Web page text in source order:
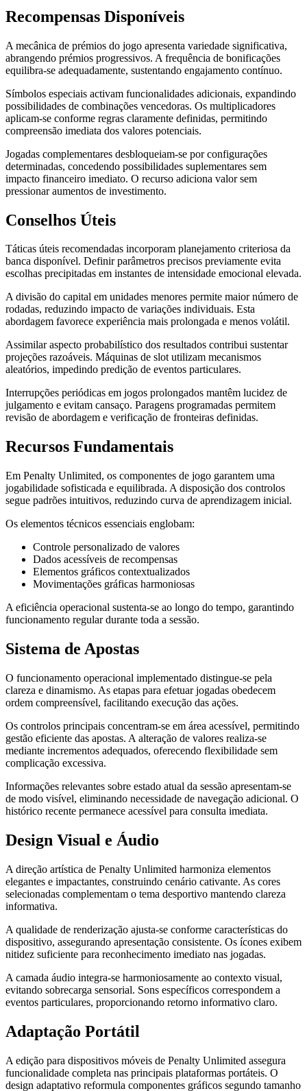
Recompensas Disponíveis
A mecânica de prémios do jogo apresenta variedade significativa,
abrangendo prémios progressivos. A frequência de bonificações
equilibra-se adequadamente, sustentando engajamento contínuo.
Símbolos especiais activam funcionalidades adicionais, expandindo
possibilidades de combinações vencedoras. Os multiplicadores
aplicam-se conforme regras claramente definidas, permitindo
compreensão imediata dos valores potenciais.
Jogadas complementares desbloqueiam-se por configurações
determinadas, concedendo possibilidades suplementares sem
impacto financeiro imediato. O recurso adiciona valor sem
pressionar aumentos de investimento.
Conselhos Úteis
Táticas úteis recomendadas incorporam planejamento criteriosa da
banca disponível. Definir parâmetros precisos previamente evita
escolhas precipitadas em instantes de intensidade emocional elevada.
A divisão do capital em unidades menores permite maior número de
rodadas, reduzindo impacto de variações individuais. Esta
abordagem favorece experiência mais prolongada e menos volátil.
Assimilar aspecto probabilístico dos resultados contribui sustentar
projeções razoáveis. Máquinas de slot utilizam mecanismos
aleatórios, impedindo predição de eventos particulares.
Interrupções periódicas em jogos prolongados mantêm lucidez de
julgamento e evitam cansaço. Paragens programadas permitem
revisão de abordagem e verificação de fronteiras definidas.
Recursos Fundamentais
Em Penalty Unlimited, os componentes de jogo garantem uma
jogabilidade sofisticada e equilibrada. A disposição dos controlos
segue padrões intuitivos, reduzindo curva de aprendizagem inicial.
Os elementos técnicos essenciais englobam:
Controle personalizado de valores
Dados acessíveis de recompensas
Elementos gráficos contextualizados
Movimentações gráficas harmoniosas
A eficiência operacional sustenta-se ao longo do tempo, garantindo
funcionamento regular durante toda a sessão.
Sistema de Apostas
O funcionamento operacional implementado distingue-se pela
clareza e dinamismo. As etapas para efetuar jogadas obedecem
ordem compreensível, facilitando execução das ações.
Os controlos principais concentram-se em área acessível, permitindo
gestão eficiente das apostas. A alteração de valores realiza-se
mediante incrementos adequados, oferecendo flexibilidade sem
complicação excessiva.
Informações relevantes sobre estado atual da sessão apresentam-se
de modo visível, eliminando necessidade de navegação adicional. O
histórico recente permanece acessível para consulta imediata.
Design Visual e Áudio
A direção artística de Penalty Unlimited harmoniza elementos
elegantes e impactantes, construindo cenário cativante. As cores
selecionadas complementam o tema desportivo mantendo clareza
informativa.
A qualidade de renderização ajusta-se conforme características do
dispositivo, assegurando apresentação consistente. Os ícones exibem
nitidez suficiente para reconhecimento imediato nas jogadas.
A camada áudio integra-se harmoniosamente ao contexto visual,
evitando sobrecarga sensorial. Sons específicos correspondem a
eventos particulares, proporcionando retorno informativo claro.
Adaptação Portátil
A edição para dispositivos móveis de Penalty Unlimited assegura
funcionalidade completa nas principais plataformas portáteis. O
design adaptativo reformula componentes gráficos segundo tamanho